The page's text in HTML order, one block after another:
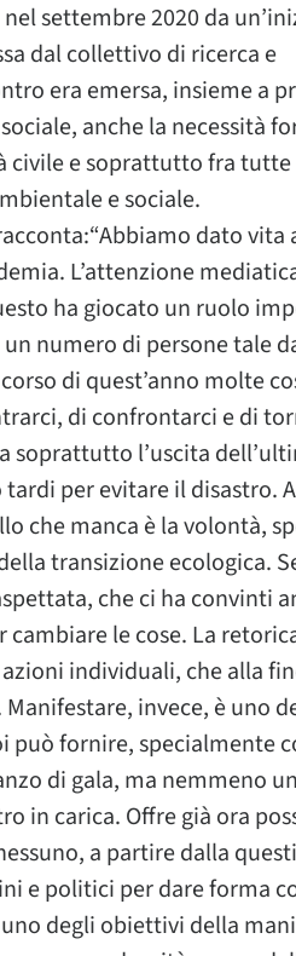
settembre 2020 da
dal collettivo di ricerca e
era emersa, insieme a
anche la necessità
e soprattutto fra
e sociale.
dato vita
L’attenzione
ha giocato un ruolo
numero di persone tale
di quest’anno molte
di confrontarci e di
l’uscita
per evitare il disastro.
che manca è la volontà,
transizione ecologica.
che ci ha convinti
le cose. La
individuali, che alla
invece, è uno
fornire, specialmente
di gala, ma nemmeno
in carica. Offre già ora
a partire dalla
e politici per dare forma
degli obiettivi della